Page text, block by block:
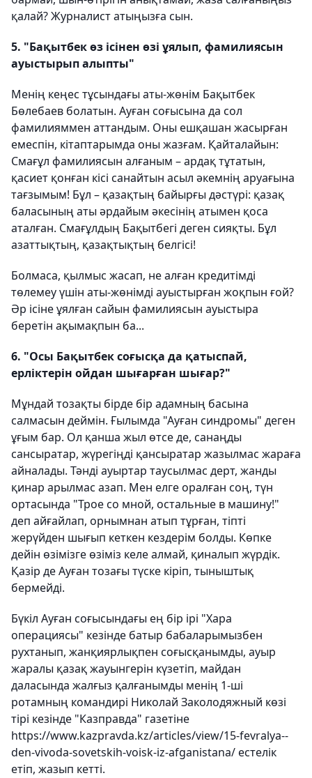
қалай? Журналист атыңызға сын.
5. "Бақытбек өз ісінен өзі ұялып, фамилиясын
ауыстырып алыпты"
Менің кеңес тұсындағы аты-жөнім Бақытбек
Бөлебаев болатын. Ауған соғысына да сол
фамилияммен аттандым. Оны ешқашан жасырған
емеспін, кітаптарымда оны жазғам. Қайталайын:
Смағұл фамилиясын алғаным – ардақ тұтатын,
қасиет қонған кісі санайтын асыл әкемнің аруағына
тағзымым! Бұл – қазақтың байырғы дәстүрі: қазақ
баласының аты әрдайым әкесінің атымен қоса
аталған. Смағұлдың Бақытбегі деген сияқты. Бұл
азаттықтың, қазақтықтың белгісі!
Болмаса, қылмыс жасап, не алған кредитімді
төлемеу үшін аты-жөнімді ауыстырған жоқпын ғой?
Әр ісіне ұялған сайын фамилиясын ауыстыра
беретін ақымақпын ба...
6. "Осы Бақытбек соғысқа да қатыспай,
ерліктерін ойдан шығарған шығар?"
Мұндай тозақты бірде бір адамның басына
салмасын деймін. Ғылымда "Ауған синдромы" деген
ұғым бар. Ол қанша жыл өтсе де, санаңды
сансыратар, жүрегіңді қансыратар жазылмас жараға
айналады. Тәнді ауыртар таусылмас дерт, жанды
қинар арылмас азап. Мен елге оралған соң, түн
ортасында "Трое со мной, остальные в машину!"
деп айғайлап, орнымнан атып тұрған, тіпті
жерүйден шығып кеткен кездерім болды. Көпке
дейін өзімізге өзіміз келе алмай, қиналып жүрдік.
Қазір де Ауған тозағы түске кіріп, тыныштық
бермейді.
Бүкіл Ауған соғысындағы ең бір ірі "Хара
операциясы" кезінде батыр бабаларымызбен
рухтанып, жанқиярлықпен соғысқанымды, ауыр
жаралы қазақ жауынгерін күзетіп, майдан
даласында жалғыз қалғанымды менің 1-ші
ротамның командирі Николай Заколодяжный көзі
тірі кезінде "Казправда" газетіне
https://www.kazpravda.kz/articles/view/15-fevralya--
den-vivoda-sovetskih-voisk-iz-afganistana/ естелік
етіп, жазып кетті.